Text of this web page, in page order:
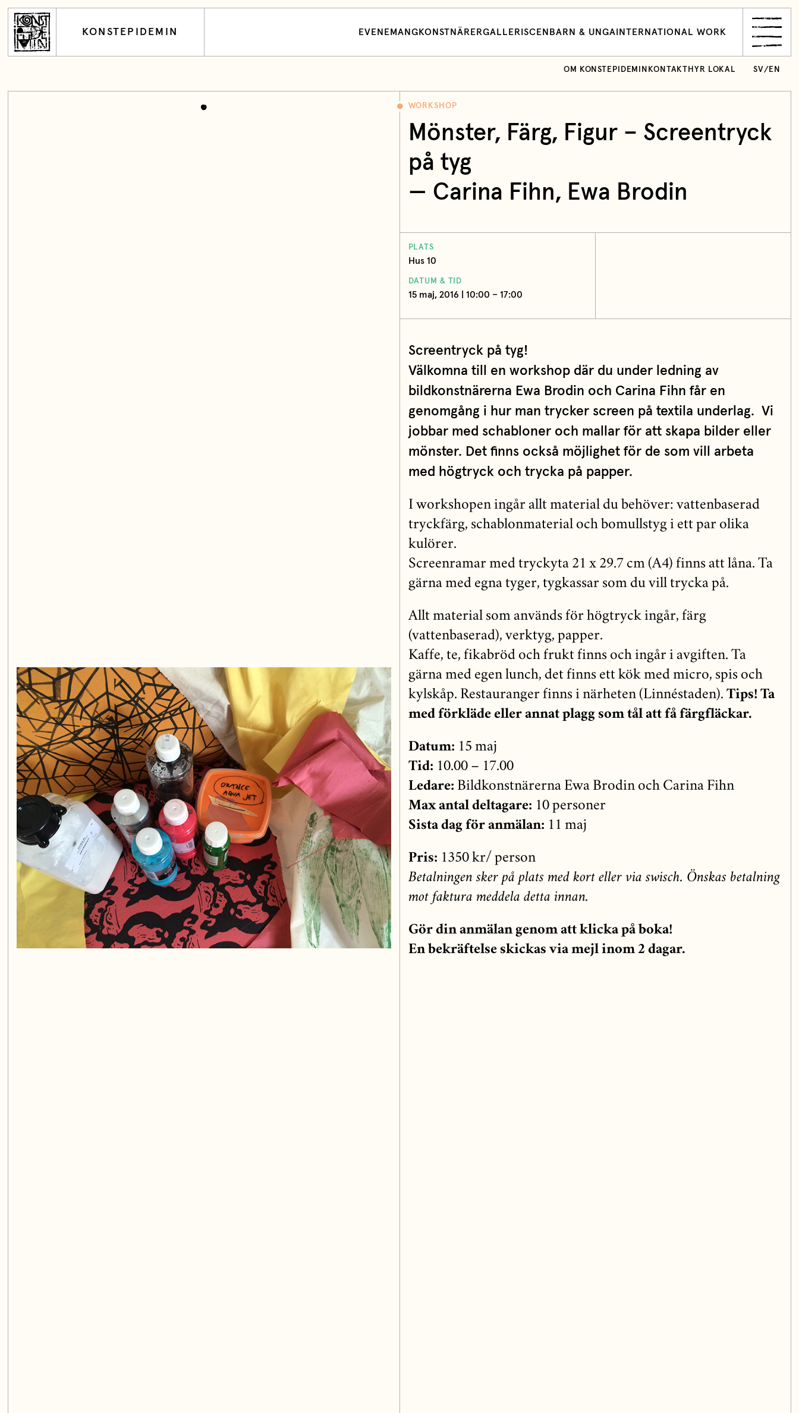
KONSTEPIDEMIN EVENEMANG KONSTNÄRERGALLERI SCEN BARN & UNGA INTERNATIONAL WORK
OM KONSTEPIDEMIN KONTAKT HYR LOKAL SV/ EN
WORKSHOP
Mönster, Färg, Figur – Screentryck
på tyg
— Carina Fihn, Ewa Brodin
PLATS
Hus 10
DATUM & TID
15 maj, 2016 | 10:00 – 17:00
Screentryck på tyg!
Välkomna till en workshop där du under ledning av
bildkonstnärerna Ewa Brodin och Carina Fihn får en
genomgång i hur man trycker screen på textila underlag. Vi
jobbar med schabloner och mallar för att skapa bilder eller
mönster. Det finns också möjlighet för de som vill arbeta
med högtryck och trycka på papper.
I workshopen ingår allt material du behöver: vattenbaserad
tryckfärg, schablonmaterial och bomullstyg i ett par olika
kulörer.
Screenramar med tryckyta 21 x 29.7 cm (A4) finns att låna. Ta
gärna med egna tyger, tygkassar som du vill trycka på.
Allt material som används för högtryck ingår, färg
(vattenbaserad), verktyg, papper.
Kaffe, te, fikabröd och frukt finns och ingår i avgiften. Ta
gärna med egen lunch, det finns ett kök med micro, spis och
kylskåp. Restauranger finns i närheten (Linnéstaden). Tips! Ta
med förkläde eller annat plagg som tål att få färgfläckar.
Datum: 15 maj
Tid: 10.00 – 17.00
Ledare: Bildkonstnärerna Ewa Brodin och Carina Fihn
Max antal deltagare: 10 personer
Sista dag för anmälan: 11 maj
Pris: 1350 kr/ person
Betalningen sker på plats med kort eller via swisch. Önskas betalning
mot faktura meddela detta innan.
Gör din anmälan genom att klicka på boka!
En bekräftelse skickas via mejl inom 2 dagar.